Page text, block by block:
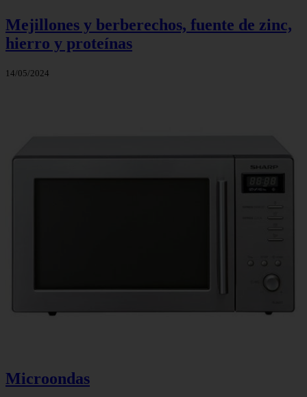
Mejillones y berberechos, fuente de zinc,
hierro y proteínas
14/05/2024
Microondas